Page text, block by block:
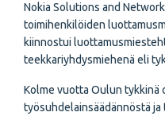
Nokia Solutions and
toimihenkilöiden
kiinnostui
teekkariyhdysmiehenä eli
Kolme vuotta Oulun tykkinä
työsuhdelainsäädännöstä